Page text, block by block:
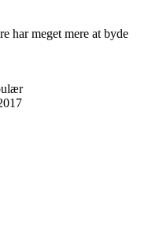
har meget mere at byde